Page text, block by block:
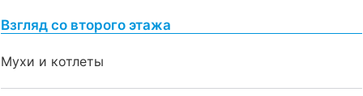
Взгляд со второго этажа
Мухи и котлеты